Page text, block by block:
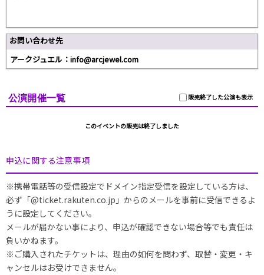
お問い合わせ先
アークジュエル：info@arcjewel.com
販売終了した公演も表示
公演開催一覧
このイベントの販売は終了しました
申込に関する注意事項
※携帯電話等の受信設定でドメイン指定受信を設定している方は、
必ず「@ticket.rakuten.co.jp」からのメールを事前に受信できるよ
うに設定してください。
メールが届かない事により、申込が確認できない場合等でも責任は
負いかねます。
※ご購入されたチケットは、理由の如何を問わず、取替・変更・キ
ャンセルはお受けできません。